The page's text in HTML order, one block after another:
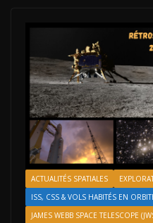
ACTUALITÉS SPATIALES
ISS, CSS & VOLS HABITÉS EN
JAMES WEBB SPACE TELESCOPE